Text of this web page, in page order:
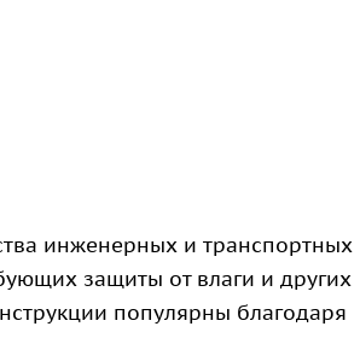
инженерных и транспортных
защиты от влаги и других
популярны благодаря